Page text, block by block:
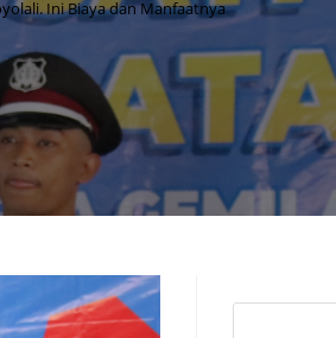
Ini Biaya dan Manfaatnya